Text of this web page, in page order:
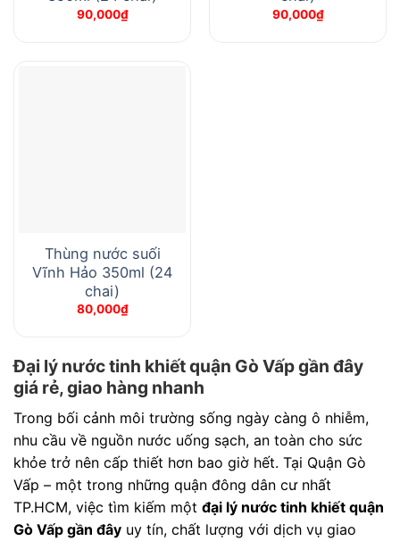
90,000₫ 90,000₫
Thùng nước suối
Vĩnh Hảo 350ml (24
chai)
80,000₫
Đại lý nước tinh khiết quận Gò Vấp gần đây
giá rẻ, giao hàng nhanh
Trong bối cảnh môi trường sống ngày càng ô nhiễm,
nhu cầu về nguồn nước uống sạch, an toàn cho sức
khỏe trở nên cấp thiết hơn bao giờ hết. Tại Quận Gò
Vấp – một trong những quận đông dân cư nhất
TP.HCM, việc tìm kiếm một đại lý nước tinh khiết quận
Gò Vấp gần đây uy tín, chất lượng với dịch vụ giao